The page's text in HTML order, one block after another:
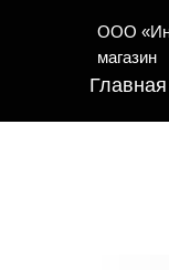
ООО
магазин
Главная